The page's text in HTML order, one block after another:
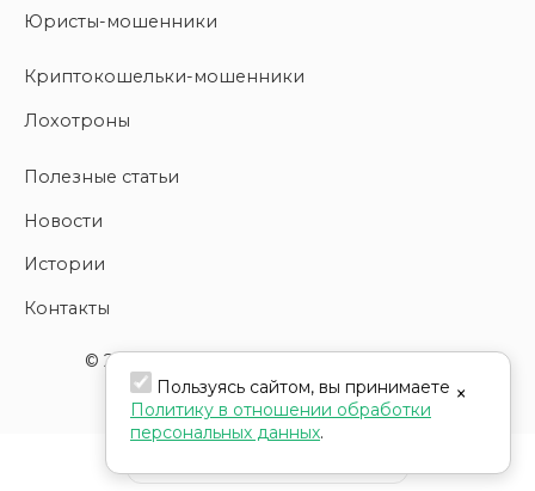
Юристы-мошенники
Криптокошельки-мошенники
Лохотроны
Полезные статьи
Новости
Истории
Контакты
© 2026 copyright | Все права защищены
×
Пользуясь сайтом, вы принимаете
Политику в отношении обработки
персональных данных.